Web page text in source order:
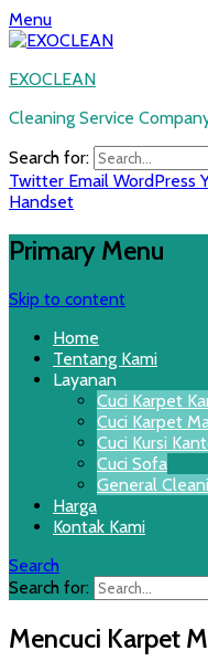
Menu
EXOCLEAN
Cleaning Service
Search for:
Twitter Email WordPress
Handset
Primary Menu
Skip to content
Home
Tentang Kami
Layanan
Cuci Karpet
Cuci Karpet
Cuci Kursi
Cuci Sofa
General
Harga
Kontak Kami
Search
Search for:
Mencuci Karpet